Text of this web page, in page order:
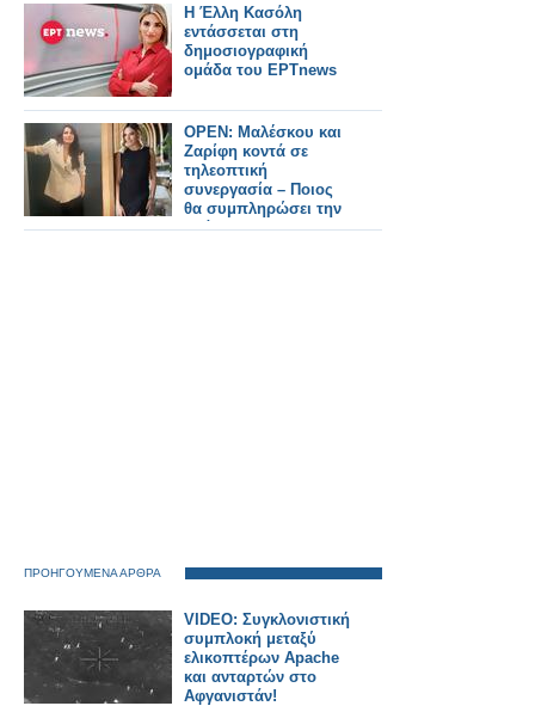
Η Έλλη Κασόλη
εντάσσεται στη
δημοσιογραφική
ομάδα του ΕΡΤnews
OPEN: Μαλέσκου και
Ζαρίφη κοντά σε
τηλεοπτική
συνεργασία – Ποιος
θα συμπληρώσει την
ομάδα;
ΠΡΟΗΓΟΥΜΕΝΑ ΑΡΘΡΑ
VIDEO: Συγκλονιστική
συμπλοκή μεταξύ
ελικοπτέρων Apache
και ανταρτών στο
Αφγανιστάν!